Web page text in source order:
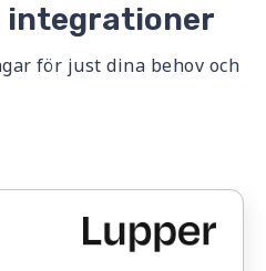
integrationer
för just dina behov och